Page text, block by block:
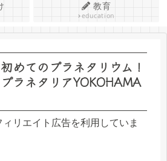
教育
education
めてのプラネタリウム！
ラネタリアYOKOHAMA
リエイト広告を利用していま